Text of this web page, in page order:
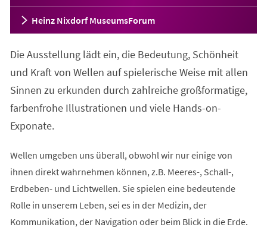
Heinz Nixdorf MuseumsForum
Die Ausstellung lädt ein, die Bedeutung, Schönheit
und Kraft von Wellen auf spielerische Weise mit allen
Sinnen zu erkunden durch zahlreiche großformatige,
farbenfrohe Illustrationen und viele Hands-on-
Exponate.
Wellen umgeben uns überall, obwohl wir nur einige von
ihnen direkt wahrnehmen können, z.B. Meeres-, Schall-,
Erdbeben- und Lichtwellen. Sie spielen eine bedeutende
Rolle in unserem Leben, sei es in der Medizin, der
Kommunikation, der Navigation oder beim Blick in die Erde.